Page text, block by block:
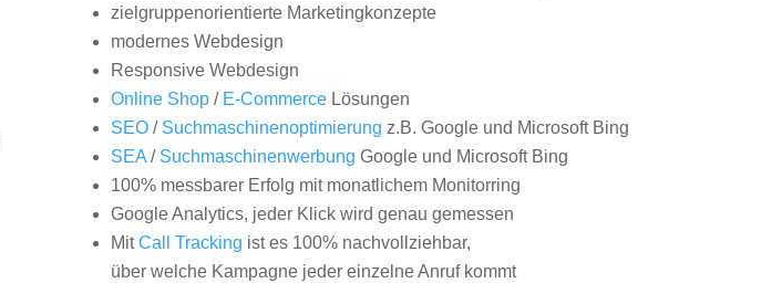
zielgruppenorientierte Marketingkonzepte
modernes Webdesign
Responsive Webdesign
Online Shop/ E-CommerceLösungen
SEO/ Suchmaschinenoptimierung z.B. Google und Microsoft Bing
SEA/ Suchmaschinenwerbung Google und Microsoft Bing
100% messbarer Erfolg mit monatlichem Monitorring
Google Analytics, jeder Klick wird genau gemessen
MitCall Tracking ist es 100% nachvollziehbar,
über welche Kampagne jeder einzelne Anruf kommt